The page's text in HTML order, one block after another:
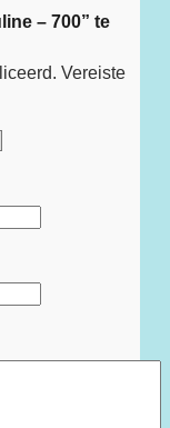
– 700” te
Vereiste